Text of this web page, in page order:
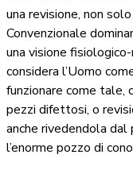
una revisione, non
Convenzionale
una visione
considera l’Uomo
funzionare come tale,
pezzi difettosi, o
anche rivedendola
l’enorme pozzo di